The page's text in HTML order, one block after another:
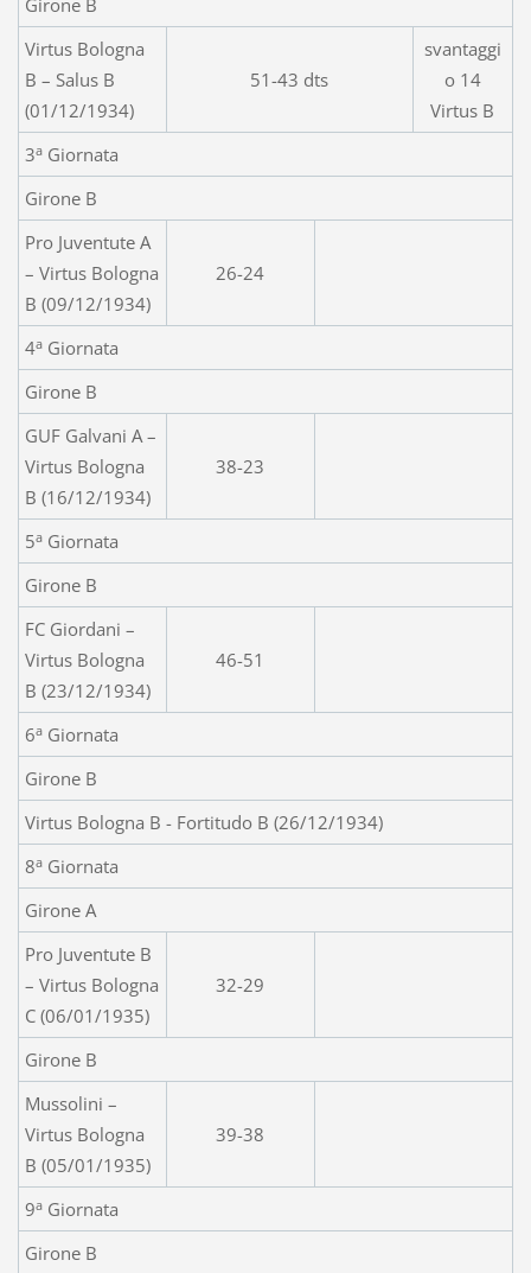
Girone B
Virtus Bologna
B – Salus B
(01/12/1934)
51-43 dts
svantaggi
o 14
Virtus B
3aGiornata
Girone B
Pro Juventute A
– Virtus Bologna
B (09/12/1934)
26-24
4aGiornata
Girone B
GUF Galvani A –
Virtus Bologna
B (16/12/1934)
38-23
5aGiornata
Girone B
FC Giordani –
Virtus Bologna
B (23/12/1934)
46-51
6aGiornata
Girone B
Virtus Bologna B - Fortitudo B (26/12/1934)
8aGiornata
Girone A
Pro Juventute B
– Virtus Bologna
C (06/01/1935)
32-29
Girone B
Mussolini –
Virtus Bologna
B (05/01/1935)
39-38
9aGiornata
Girone B